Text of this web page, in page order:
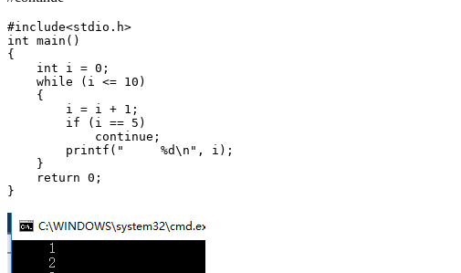
#include<stdio.h>
int main()
{
    int i = 0;
    while (i <= 10)
    {
        i = i + 1;
        if (i == 5)
            continue;
        printf("     %d\n", i);
    }
    return 0;